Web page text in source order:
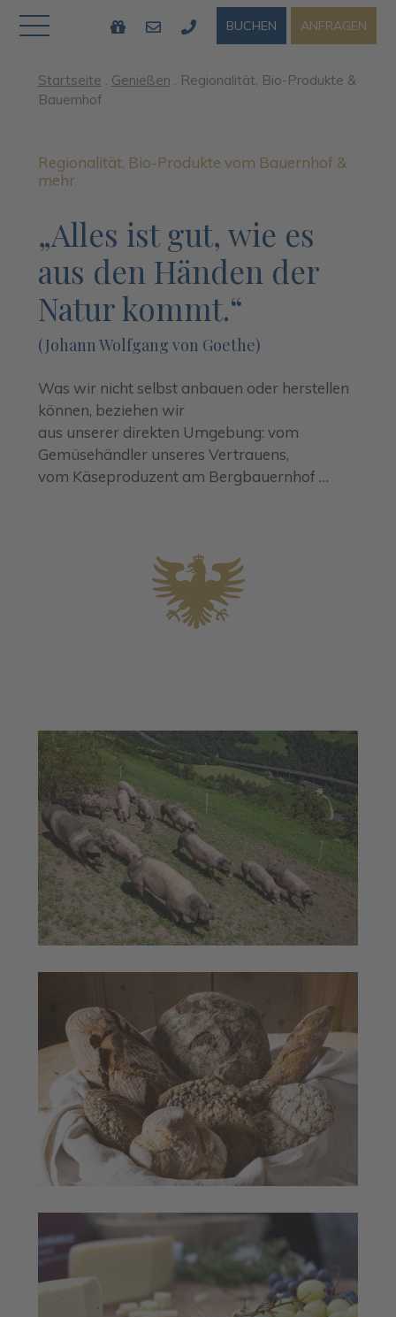
ANFRAGEN
BUCHEN
Startseite . Genießen . Regionalität, Bio-Produkte &
Bauernhof
Regionalität, Bio-Produkte vom Bauernhof &
mehr
„Alles ist gut, wie es
aus den Händen der
Natur kommt.“
(Johann Wolfgang von Goethe)
Was wir nicht selbst anbauen oder herstellen
können, beziehen wir
aus unserer direkten Umgebung: vom
Gemüsehändler unseres Vertrauens,
vom Käseproduzent am Bergbauernhof …